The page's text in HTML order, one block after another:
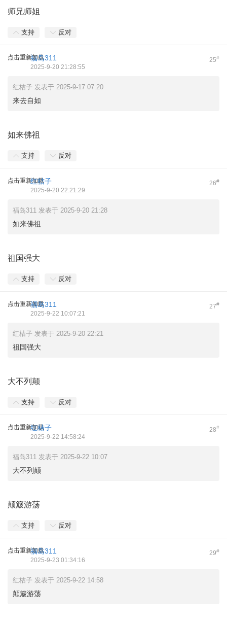
师兄师姐
支持 反对
点击重新加载 25#
福岛311
2025-9-20 21:28:55
红桔子 发表于 2025-9-17 07:20
来去自如
如来佛祖
支持 反对
点击重新加载 26#
红桔子
2025-9-20 22:21:29
福岛311 发表于 2025-9-20 21:28
如来佛祖
祖国强大
支持 反对
点击重新加载 27#
福岛311
2025-9-22 10:07:21
红桔子 发表于 2025-9-20 22:21
祖国强大
大不列颠
支持 反对
点击重新加载 28#
红桔子
2025-9-22 14:58:24
福岛311 发表于 2025-9-22 10:07
大不列颠
颠簸游荡
支持 反对
点击重新加载 29#
福岛311
2025-9-23 01:34:16
红桔子 发表于 2025-9-22 14:58
颠簸游荡